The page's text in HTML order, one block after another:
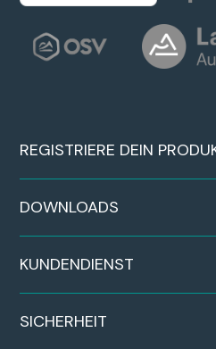
REGISTRIERE DEIN
DOWNLOADS
KUNDENDIENST
SICHERHEIT